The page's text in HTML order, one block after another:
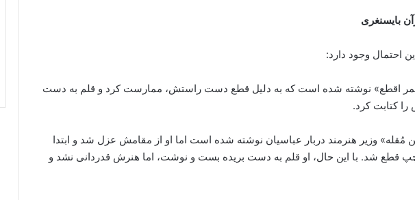
بایسنغری
احتمال وجود دارد:
اقطع» نوشته شده است که به دلیل قطع دست راستش، ممارست کرد و قلم به دست
کتابت کرد.
مُقله» وزیر هنرمند دربار عباسیان نوشته شده است اما او از مقامش عزل شد و ابتدا
شد. با این حال، او قلم به دست بریده بست و نوشت، اما هنرش قدردانی نشد و